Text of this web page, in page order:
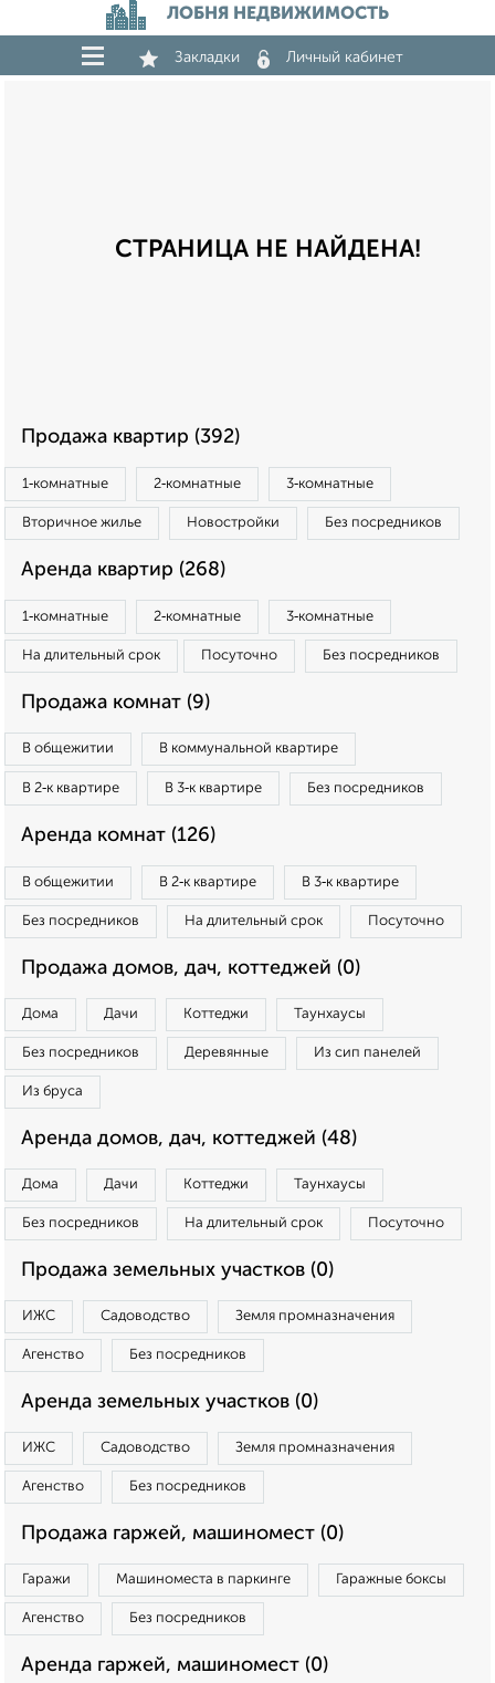
ЛОБНЯ НЕДВИЖИМОСТЬ
Закладки Личный кабинет
СТРАНИЦА НЕ НАЙДЕНА!
Продажа квартир (392)
1‑комнатные 2‑комнатные 3‑комнатные
Вторичное жилье Новостройки Без посредников
Аренда квартир (268)
1‑комнатные 2‑комнатные 3‑комнатные
На длительный срок Посуточно Без посредников
Продажа комнат (9)
В общежитии В коммунальной квартире
В 2‑к квартире В 3‑к квартире Без посредников
Аренда комнат (126)
В общежитии В 2‑к квартире В 3‑к квартире
Без посредников На длительный срок Посуточно
Продажа домов, дач, коттеджей (0)
Дома Дачи Коттеджи Таунхаусы
Без посредников Деревянные Из сип панелей
Из бруса
Аренда домов, дач, коттеджей (48)
Дома Дачи Коттеджи Таунхаусы
Без посредников На длительный срок Посуточно
Продажа земельных участков (0)
ИЖС Садоводство Земля промназначения
Агенство Без посредников
Аренда земельных участков (0)
ИЖС Садоводство Земля промназначения
Агенство Без посредников
Продажа гаржей, машиномест (0)
Гаражи Машиноместа в паркинге Гаражные боксы
Агенство Без посредников
Аренда гаржей, машиномест (0)